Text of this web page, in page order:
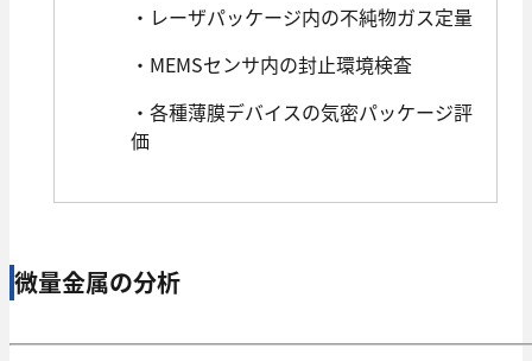
・レーザパッケージ内の不純物ガス定量
・MEMSセンサ内の封止環境検査
・各種薄膜デバイスの気密パッケージ評
価
微量金属の分析